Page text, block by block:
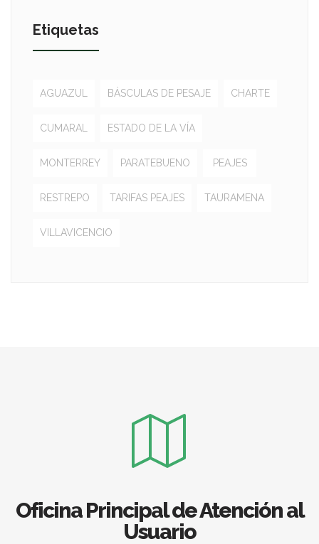
Etiquetas
AGUAZUL BÁSCULAS DE PESAJE CHARTE
CUMARAL ESTADO DE LA VÍA
MONTERREY PARATEBUENO PEAJES
RESTREPO TARIFAS PEAJES TAURAMENA
VILLAVICENCIO
Oficina Principal de Atención al
Usuario